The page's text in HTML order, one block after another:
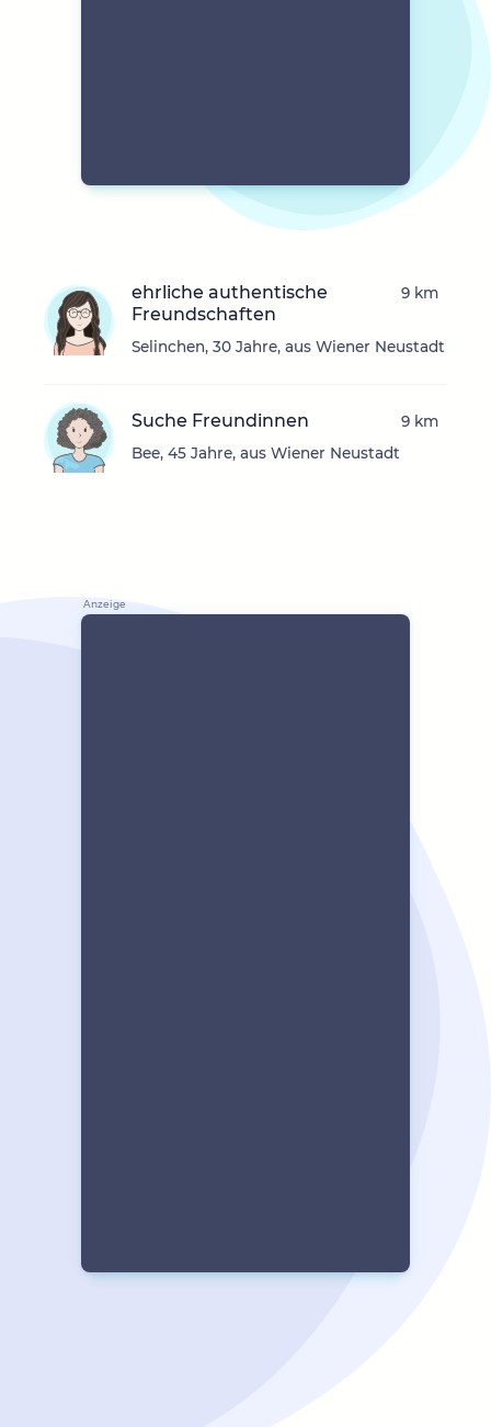
ehrliche authentische
Freundschaften
Selinchen, 30 Jahre, aus Wiener Neustadt
9 km
Suche Freundinnen
Bee, 45 Jahre, aus Wiener Neustadt
9 km